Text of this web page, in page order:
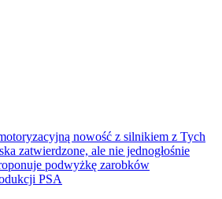
nowość z silnikiem z Tych
zatwierdzone, ale nie jednogłośnie
podwyżkę zarobków
PSA